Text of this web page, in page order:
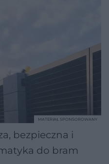
bezpieczna i
do bram
MATERIAŁ SPONSOROWANY